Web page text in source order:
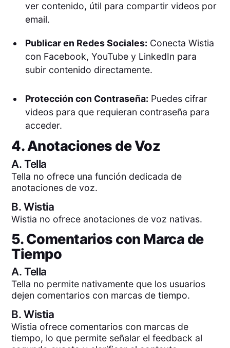
ver contenido, útil para compartir videos por
email.
Publicar en Redes Sociales: Conecta Wistia
con Facebook, YouTube y LinkedIn para
subir contenido directamente.
Protección con Contraseña: Puedes cifrar
videos para que requieran contraseña para
acceder.
4. Anotaciones de Voz
A.Tella
Tella no ofrece una función dedicada de
anotaciones de voz.
B.Wistia
Wistia no ofrece anotaciones de voz nativas.
5. Comentarios con Marca de
Tiempo
A.Tella
Tella no permite nativamente que los usuarios
dejen comentarios con marcas de tiempo.
B.Wistia
Wistia ofrece comentarios con marcas de
tiempo, lo que permite señalar el feedback al